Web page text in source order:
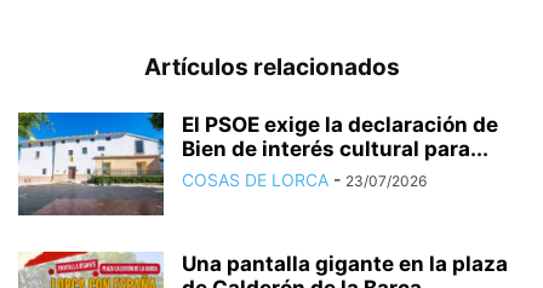
Artículos relacionados
El PSOE exige la declaración de
Bien de interés cultural para...
COSAS DE LORCA - 23/07/2026
Una pantalla gigante en la plaza